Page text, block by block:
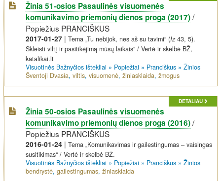
Žinia 51-osios Pasaulinės visuomenės
komunikavimo priemonių dienos proga (2017)/
Popiežius PRANCIŠKUS
2017-01-27 |Tema „Tu nebijok, nes aš su tavimi“ (Iz43, 5).
Skleisti viltį ir pasitikėjimą mūsų laikais“ / Vertė ir skelbė BŽ,
katalikai.lt
Visuotinės Bažnyčios ištekliai » Popiežiai » Pranciškus »Žinios
Šventoji Dvasia,viltis,visuomenė,žiniasklaida,žmogus
DETALIAU
Žinia 50-osios Pasaulinės visuomenės
komunikavimo priemonių dienos proga (2016)/
Popiežius PRANCIŠKUS
2016-01-24 |Tema „Komunikavimas ir gailestingumas – vaisingas
susitikimas“ / Vertė ir skelbė BŽ.
Visuotinės Bažnyčios ištekliai » Popiežiai » Pranciškus »Žinios
bendrystė,gailestingumas,žiniasklaida